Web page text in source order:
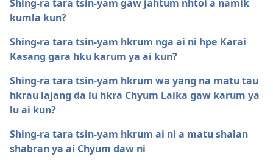
Shing-ra tara tsin-yam gaw jahtum nhtoi a namik
kumla kun?
Shing-ra tara tsin-yam hkrum nga ai ni hpe Karai
Kasang gara hku karum ya ai kun?
Shing-ra tara tsin-yam hkrum wa yang na matu tau
hkrau lajang da lu hkra Chyum Laika gaw karum ya
lu ai kun?
Shing-ra tara tsin-yam hkrum ai ni a matu shalan
shabran ya ai Chyum daw ni